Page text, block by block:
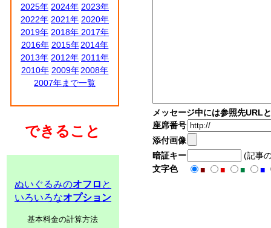
2025年 2024年 2023年
2022年 2021年 2020年
2019年 2018年 2017年
2016年 2015年 2014年
2013年 2012年 2011年
2010年 2009年 2008年
2007年まで一覧
できること
ぬいぐるみのオフロ と
いろいろなオプション
基本料金の計算方法
メッセージ中には参照先URL
座席番号
添付画像
暗証キー
(記事
文字色
■ ■ ■ ■